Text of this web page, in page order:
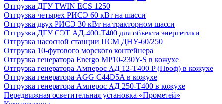
Отгрузка ДГУ TWIN ECS 1250
Отгрузка четырех РИСЭ 60 кВт на шасси
Отгрузка двух РИСЭ 30 кВт на тракторном шасси
Отгрузка ДГУ СЭТ АД-400-Т400 для объекта энергетики
Отгрузка насосной станции ПСМ ДНУ-60/250
Отгрузка 10-футового морского контейнера
Отгрузка генератора Energo MP10-230Y-S в кожухе
Отгрузка генератора Амперос АД 12-Т400 P (Проф) в кожухе
Отгрузка генератора AGG C44D5A в кожухе
Отгрузка генератора Амперос АД 250-Т400 в кожухе
Передвижная осветительная установка «Прометей»